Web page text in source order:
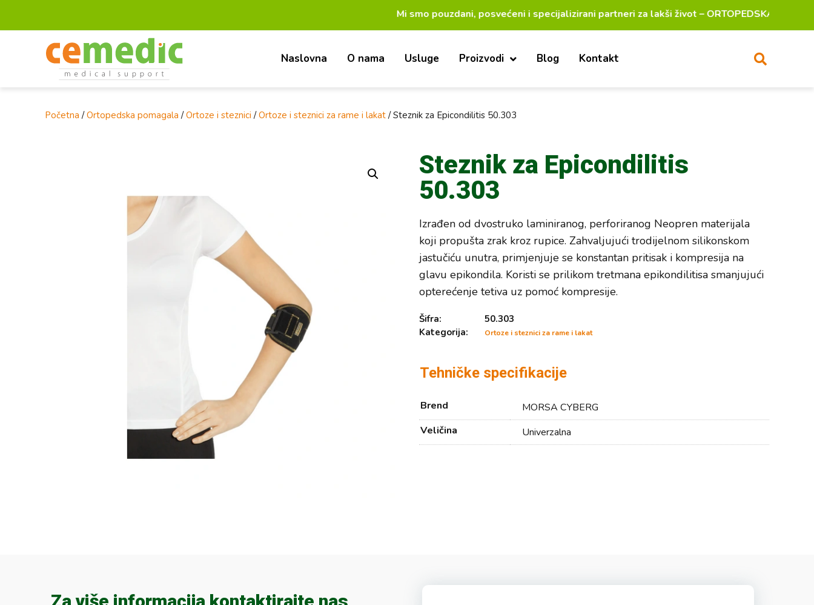
Mi smo pouzdani, posvećeni i specijalizirani partneri za lakši život – ORTOPEDSKA
Naslovna O nama Usluge Proizvodi Blog Kontakt
Početna /Ortopedska pomagala /Ortoze i steznici /Ortoze i steznici za rame i lakat/ Steznik za Epicondilitis 50.303
Steznik za Epicondilitis
50.303
Izrađen od dvostruko laminiranog, perforiranog Neopren materijala
koji propušta zrak kroz rupice. Zahvaljujući trodijelnom silikonskom
jastučiću unutra, primjenjuje se konstantan pritisak i kompresija na
glavu epikondila. Koristi se prilikom tretmana epikondilitisa smanjujući
opterećenje tetiva uz pomoć kompresije.
Šifra:
50.303
Kategorija:
Ortoze i steznici za rame i lakat
Tehničke specifikacije
Brend
MORSA CYBERG
Veličina
Univerzalna